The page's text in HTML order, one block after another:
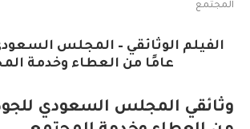
المجتمع
عامًا من العطاء وخدمة